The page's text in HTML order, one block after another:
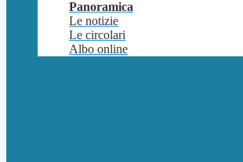
Panoramica
Le notizie
Le circolari
Albo online